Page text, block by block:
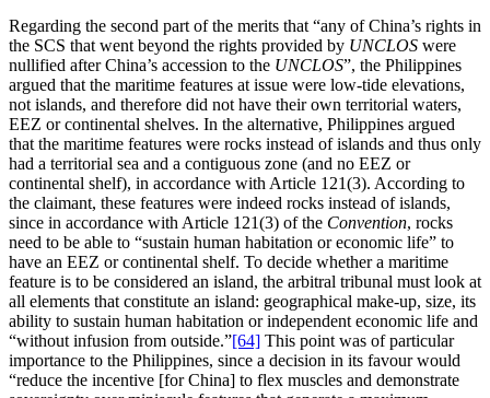
Regarding the second part of the merits that “any of China’s rights in
the SCS that went beyond the rights provided by UNCLOS were
nullified after China’s accession to the UNCLOS”, the Philippines
argued that the maritime features at issue were low-tide elevations,
not islands, and therefore did not have their own territorial waters,
EEZ or continental shelves. In the alternative, Philippines argued
that the maritime features were rocks instead of islands and thus only
had a territorial sea and a contiguous zone (and no EEZ or
continental shelf), in accordance with Article 121(3). According to
the claimant, these features were indeed rocks instead of islands,
since in accordance with Article 121(3) of the Convention, rocks
need to be able to “sustain human habitation or economic life” to
have an EEZ or continental shelf. To decide whether a maritime
feature is to be considered an island, the arbitral tribunal must look at
all elements that constitute an island: geographical make-up, size, its
ability to sustain human habitation or independent economic life and
“without infusion from outside.”[64] This point was of particular
importance to the Philippines, since a decision in its favour would
“reduce the incentive [for China] to flex muscles and demonstrate